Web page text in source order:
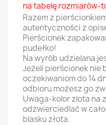
na tabelęrozmiarów-
Razem z
autentyczności z
Pierścionek
pudełko!
Na wyrób udzielana
Jeżeli pierścionek nie
oczekiwaniom do 14
odbioru możesz go
Uwaga-kolor zlota na
odzwierciedlać w
blasku złota.